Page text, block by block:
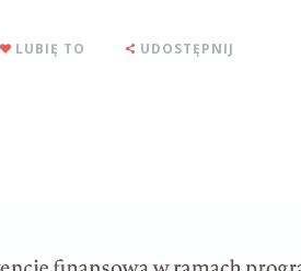
LUBIĘ TO UDOSTĘPNIJ